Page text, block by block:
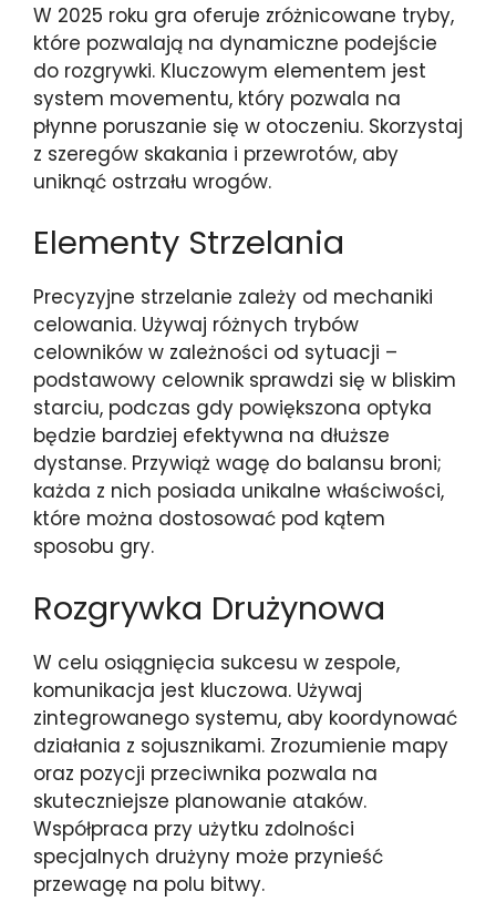
W 2025 roku gra oferuje zróżnicowane tryby,
które pozwalają na dynamiczne podejście
do rozgrywki. Kluczowym elementem jest
system movementu, który pozwala na
płynne poruszanie się w otoczeniu. Skorzystaj
z szeregów skakania i przewrotów, aby
uniknąć ostrzału wrogów.
Elementy Strzelania
Precyzyjne strzelanie zależy od mechaniki
celowania. Używaj różnych trybów
celowników w zależności od sytuacji –
podstawowy celownik sprawdzi się w bliskim
starciu, podczas gdy powiększona optyka
będzie bardziej efektywna na dłuższe
dystanse. Przywiąż wagę do balansu broni;
każda z nich posiada unikalne właściwości,
które można dostosować pod kątem
sposobu gry.
Rozgrywka Drużynowa
W celu osiągnięcia sukcesu w zespole,
komunikacja jest kluczowa. Używaj
zintegrowanego systemu, aby koordynować
działania z sojusznikami. Zrozumienie mapy
oraz pozycji przeciwnika pozwala na
skuteczniejsze planowanie ataków.
Współpraca przy użytku zdolności
specjalnych drużyny może przynieść
przewagę na polu bitwy.